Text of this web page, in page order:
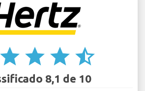
star star star star_half
8,1 de 10